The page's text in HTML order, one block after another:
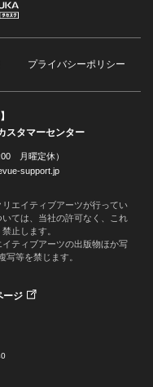
プライバシーポリシー
スタマーセンター
月曜定休）
support.jp
エイティブアーツが行ってい
ては、当社の許可なく、これ
止します。
ティブアーツの出版物ほか写
写等を禁じます。
ージ